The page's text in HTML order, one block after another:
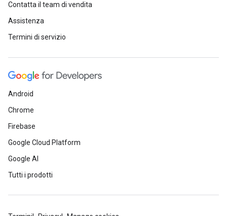
Contatta il team di vendita
Assistenza
Termini di servizio
Android
Chrome
Firebase
Google Cloud Platform
Google AI
Tutti i prodotti